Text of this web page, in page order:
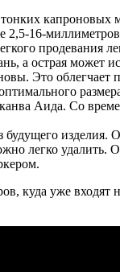
2,5-16-
продевания
а острая может
Это
Аида. Со
легко
куда уже